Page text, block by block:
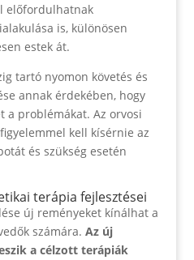
előfordulhatnak
is, különösen
estek át.
tartó nyomon követés és
annak érdekében, hogy
a problémákat. Az orvosi
kell kísérnie az
és szükség esetén
terápia fejlesztései
új reményeket kínálhat a
számára. Az új
a célzott terápiák